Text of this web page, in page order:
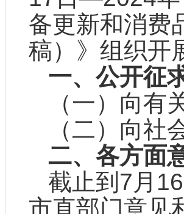
备更新和消费
稿）》组织开
一、公开征
（一）向有
（二）向社
二、各方面
截止到7月
市直部门意见